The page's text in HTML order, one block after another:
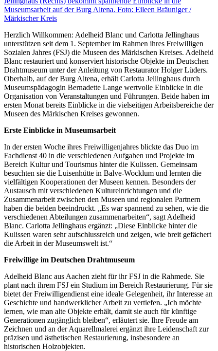
Herzlich Willkommen: Adelheid Blanc und Carlotta Jellinghaus
unterstützen seit dem 1. September im Rahmen ihres Freiwilligen
Sozialen Jahres (FSJ) die Museen des Märkischen Kreises. Adelheid
Blanc restauriert und konserviert historische Objekte im Deutschen
Drahtmuseum unter der Anleitung von Restaurator Holger Lüders.
Oberhalb, auf der Burg Altena, erhält Carlotta Jellinghaus durch
Museumspädagogin Bernadette Lange wertvolle Einblicke in die
Organisation von Veranstaltungen und Führungen. Beide haben im
ersten Monat bereits Einblicke in die vielseitigen Arbeitsbereiche der
Museen des Märkischen Kreises gewonnen.
Erste Einblicke in Museumsarbeit
In der ersten Woche ihres Freiwilligenjahres blickte das Duo im
Fachdienst 40 in die verschiedenen Aufgaben und Projekte im
Bereich Kultur und Tourismus hinter die Kulissen. Gemeinsam
besuchten sie die Luisenhütte in Balve-Wocklum und lernten die
vielfältigen Kooperationen der Museen kennen. Besonders der
Austausch mit verschiedenen Kultureinrichtungen und die
Zusammenarbeit zwischen den Museen und regionalen Partnern
haben die beiden beeindruckt. „Es war spannend zu sehen, wie die
verschiedenen Abteilungen zusammenarbeiten“, sagt Adelheid
Blanc. Carlotta Jellinghaus ergänzt: „Diese Einblicke hinter die
Kulissen waren sehr aufschlussreich und zeigen, wie breit gefächert
die Arbeit in der Museumswelt ist.“
Freiwillige im Deutschen Drahtmuseum
Adelheid Blanc aus Aachen zieht für ihr FSJ in die Rahmede. Sie
plant nach ihrem FSJ ein Studium im Bereich Restaurierung. Für sie
bietet der Freiwilligendienst eine ideale Gelegenheit, ihr Interesse an
Geschichte und handwerklicher Arbeit zu vertiefen. „Ich möchte
lernen, wie man alte Objekte erhält, damit sie auch für künftige
Generationen zugänglich bleiben“, erläutert sie. Ihre Freude am
Zeichnen und an der Aquarellmalerei ergänzt ihre Leidenschaft zur
präzisen und ästhetischen Restaurierung, insbesondere an
historischen Holzobjekten.